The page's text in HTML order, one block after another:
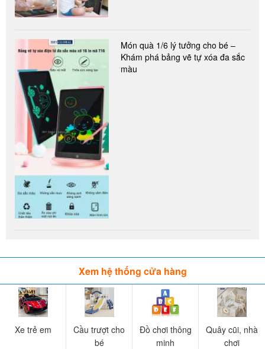
Món quà 1/6 lý tưởng cho bé –
Khám phá bảng vẽ tự xóa đa sắc
màu
Xem hệ thống cửa hàng
Xe trẻ em
Cầu trượt cho
bé
Đồ chơi thông
minh
Quây cũi, nhà
chơi